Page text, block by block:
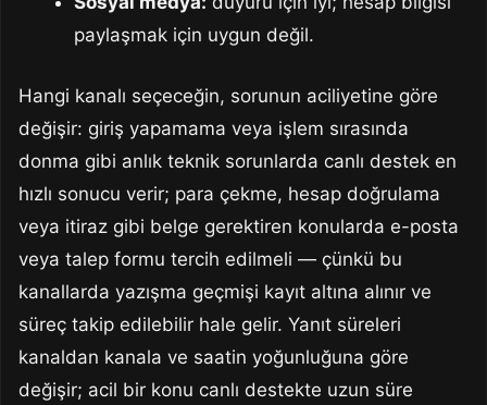
paylaşmak için uygun değil.
Hangi kanalı seçeceğin, sorunun aciliyetine göre
değişir: giriş yapamama veya işlem sırasında
donma gibi anlık teknik sorunlarda canlı destek en
hızlı sonucu verir; para çekme, hesap doğrulama
veya itiraz gibi belge gerektiren konularda e-posta
veya talep formu tercih edilmeli — çünkü bu
kanallarda yazışma geçmişi kayıt altına alınır ve
süreç takip edilebilir hale gelir. Yanıt süreleri
kanaldan kanala ve saatin yoğunluğuna göre
değişir; acil bir konu canlı destekte uzun süre